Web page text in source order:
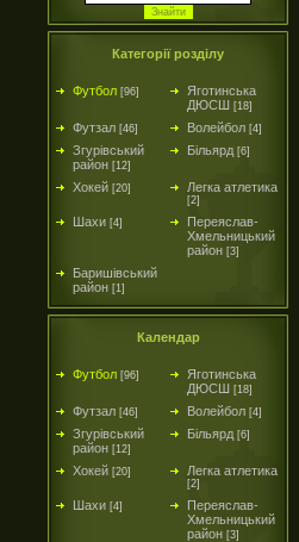
Категорії розділу
Футбол [96]
Яготинська
ДЮСШ [18]
Футзал [46] Волейбол [4]
Згурівський
район [12]
Більярд [6]
Хокей [20] Легка атлетика
[2]
Шахи [4]
Переяслав-
Хмельницький
район [3]
Баришівський
район [1]
Календар
Футбол [96]
Яготинська
ДЮСШ [18]
Футзал [46] Волейбол [4]
Згурівський
район [12]
Більярд [6]
Хокей [20] Легка атлетика
[2]
Шахи [4]
Переяслав-
Хмельницький
район [3]